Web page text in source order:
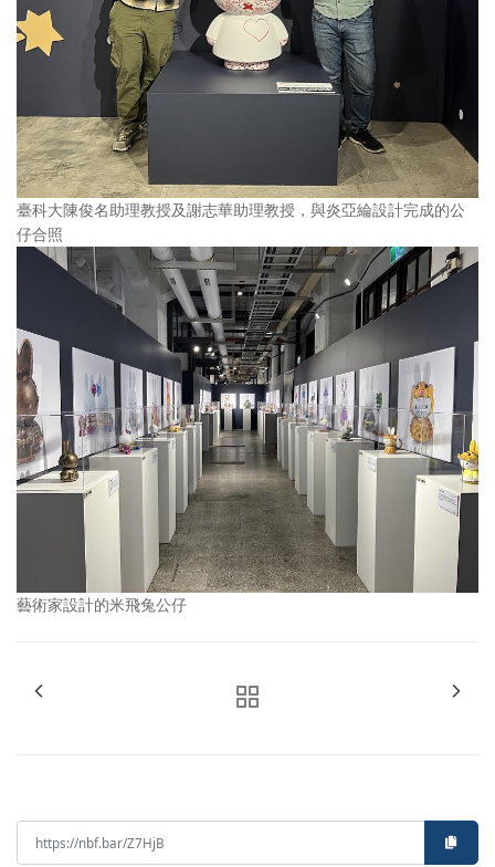
臺科大陳俊名助理教授及謝志華助理教授，與炎亞綸設計完成的公
仔合照
藝術家設計的米飛兔公仔